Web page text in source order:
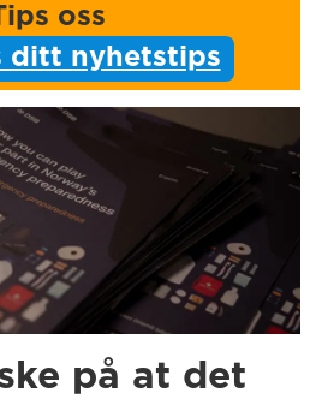
oss
ditt nyhetstips
på at det